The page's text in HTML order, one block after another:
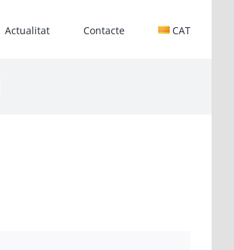
Actualitat Contacte CAT